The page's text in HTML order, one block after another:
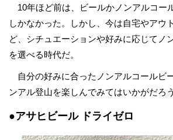
10年ほど前は、ビールかノンアルコー
しかなかった。しかし、今は自宅やアウ
ど、シチュエーションや好みに応じてノ
を選べる時代だ。
自分の好みに合ったノンアルコールビ
ンアル登山を楽しんでみてはいかがだろう
●アサヒビール ドライゼロ